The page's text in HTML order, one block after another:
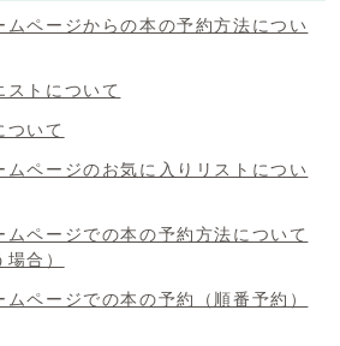
ムページからの本の予約方法につい
ストについて
ついて
ムページのお気に入りリストについ
ムページでの本の予約方法について
合）
ページでの本の予約（順番予約）